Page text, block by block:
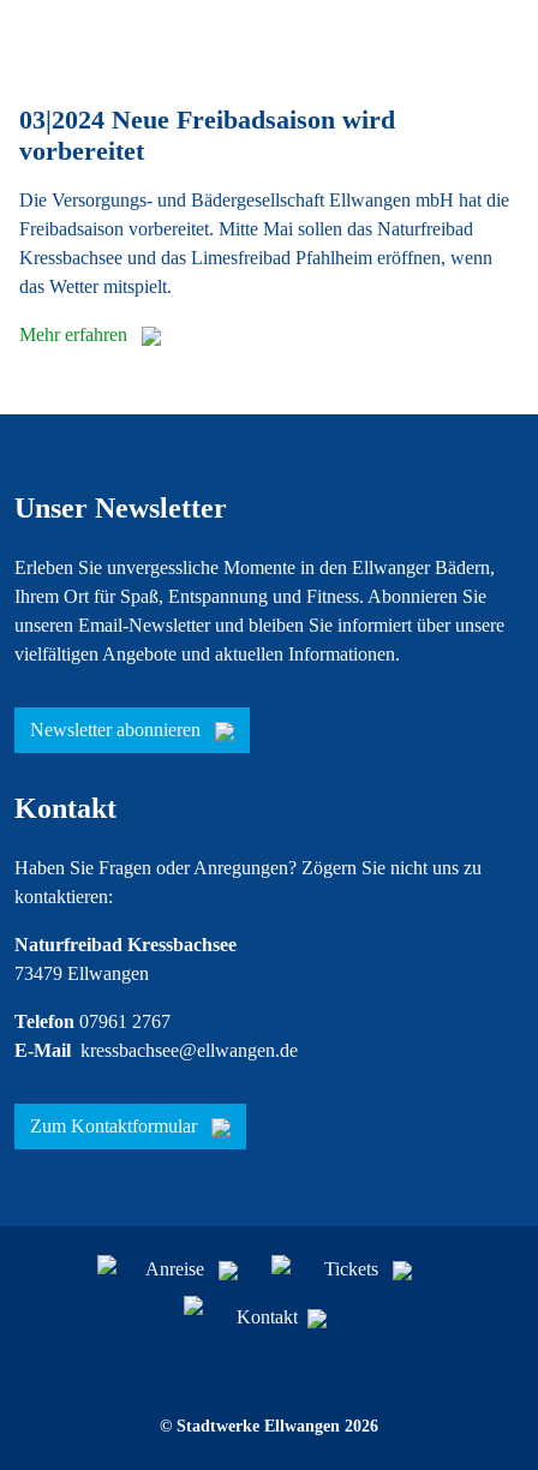
03|2024 Neue Freibadsaison wird
vorbereitet
Die Versorgungs- und Bädergesellschaft Ellwangen mbH hat die
Freibadsaison vorbereitet. Mitte Mai sollen das Naturfreibad
Kressbachsee und das Limesfreibad Pfahlheim eröffnen, wenn
das Wetter mitspielt.
Mehr erfahren
Unser Newsletter
Erleben Sie unvergessliche Momente in den Ellwanger Bädern,
Ihrem Ort für Spaß, Entspannung und Fitness. Abonnieren Sie
unseren Email-Newsletter und bleiben Sie informiert über unsere
vielfältigen Angebote und aktuellen Informationen.
Newsletter abonnieren
Kontakt
Haben Sie Fragen oder Anregungen? Zögern Sie nicht uns zu
kontaktieren:
Naturfreibad Kressbachsee
73479 Ellwangen
Telefon 07961 2767
E-Mail kressbachsee@ellwangen.de
Zum Kontaktformular
Anreise Tickets
Kontakt
© Stadtwerke Ellwangen 2026